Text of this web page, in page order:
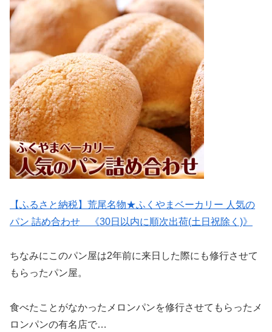
【ふるさと納税】荒尾名物★ふくやまベーカリー 人気の
パン 詰め合わせ 《30日以内に順次出荷(土日祝除く)》
ちなみにこのパン屋は2年前に来日した際にも修行させて
もらったパン屋。
食べたことがなかったメロンパンを修行させてもらったメ
ロンパンの有名店で…